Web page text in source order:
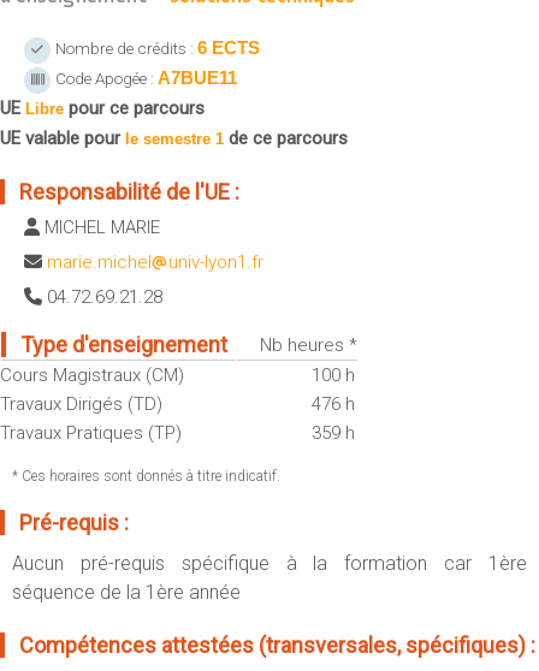
Sportives)
UFR FS (Chimie, Mathématique, Physique)
UFR Biosciences (Biologie, Biochimie)
GEP (Génie Electrique des Procédés - Département composante)
Informatique (Département Composante)
Mécanique (Département composante)
Fermer
OUTILS
Intranet des personnels
Moodle
Emploi du temps
Messagerie
Stage et emploi
Portefeuille d'Expériences et
Fermer
Nombre de crédits : 6 ECTS
Code Apogée : A7BUE11
UE Libre pour ce parcours
UE valable pour le semestre 1 de ce parcours
Responsabilité de l'UE :
MICHEL MARIE
marie.michel
univ-lyon1.fr
04.72.69.21.28
Type d'enseignement
Nb heures *
Cours Magistraux (CM)
100 h
Travaux Dirigés (TD)
476 h
Travaux Pratiques (TP)
359 h
* Ces horaires sont donnés à titre indicatif.
Pré-requis :
Aucun pré-requis spécifique à la formation car 1ère
séquence de la 1ère année
Compétences attestées (transversales, spécifiques) :